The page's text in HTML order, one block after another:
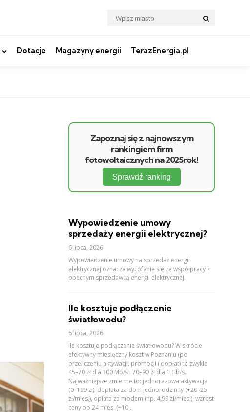
Search
for:
Dotacje Magazyny energii TerazEnergia.pl
Zapoznaj się z najnowszym
rankingiem firm
fotowoltaicznych na 2025rok!
Sprawdź ranking
Wypowiedzenie umowy
sprzedaży energii elektrycznej?
6 lipca, 2026
Wypowiedzenie umowy na sprzedaż energii
elektrycznej oznacza wycofanie się ze współpracy z
obecnym sprzedawcą energii elektrycznej.
Ile kosztuje podłączenie
światłowodu?
6 lipca, 2026
Ile kosztuje podłączenie światłowodu? W skrócie:
efektywny miesięczny koszt w Poznaniu (po
przeliczeniu aktywacji, promocji i dopłat) to zwykle
45–70 zł dla 300 Mb/s i 70–90 zł dla 1 Gb/s.
Najważniejsze zmienne to: jednorazowa aktywacja
(0–199 zł), dopłata za dom jednorodzinny (+20–25
zł/mies.), opłata za modem (np. 4,99 zł/mies.), wzrost
ceny po 24 mies. (+10...